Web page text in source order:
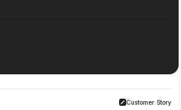
Customer Story